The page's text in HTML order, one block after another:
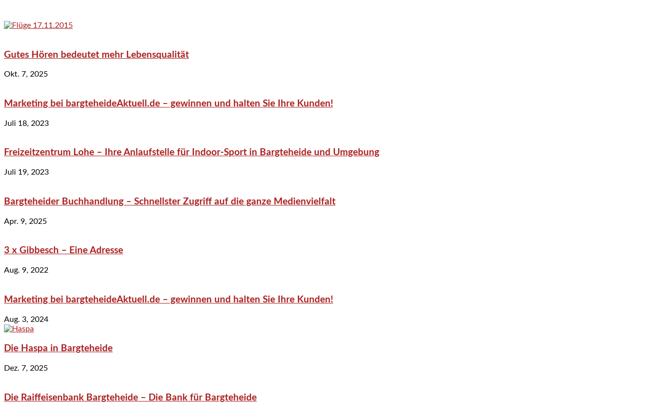
Gutes Hören bedeutet mehr Lebensqualität
Okt. 7, 2025
Marketing bei bargteheideAktuell.de – gewinnen und halten Sie Ihre Kunden!
Juli 18, 2023
Freizeitzentrum Lohe – Ihre Anlaufstelle für Indoor-Sport in Bargteheide und Umgebung
Juli 19, 2023
Bargteheider Buchhandlung – Schnellster Zugriff auf die ganze Medienvielfalt
Apr. 9, 2025
3 x Gibbesch – Eine Adresse
Aug. 9, 2022
Marketing bei bargteheideAktuell.de – gewinnen und halten Sie Ihre Kunden!
Aug. 3, 2024
Die Haspa in Bargteheide
Dez. 7, 2025
Die Raiffeisenbank Bargteheide – Die Bank für Bargteheide